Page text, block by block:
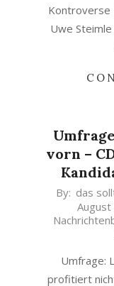
Kontroverse
Uwe Steimle
vorn –
2026-
05
By: das
Umfrage:
profitiert